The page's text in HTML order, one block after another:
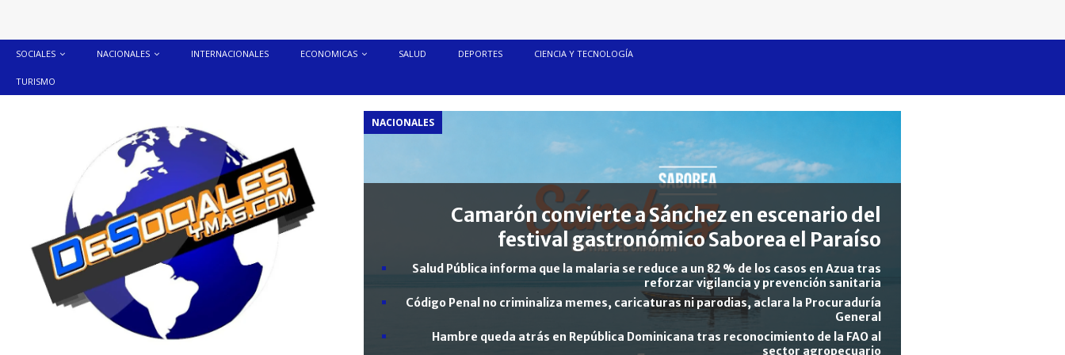
SOCIALES NACIONALES INTERNACIONALES ECONOMICAS SALUD DEPORTES CIENCIA Y TECNOLOGÍA
TURISMO
NACIONALES
Camarón convierte a Sánchez en escenario del
festival gastronómico Saborea el Paraíso
Salud Pública informa que la malaria se reduce a un 82 % de los casos en Azua tras
reforzar vigilancia y prevención sanitaria
Código Penal no criminaliza memes, caricaturas ni parodias, aclara la Procuraduría
General
Hambre queda atrás en República Dominicana tras reconocimiento de la FAO al
sector agropecuario